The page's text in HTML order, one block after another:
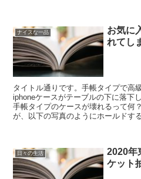
ナイスな一品
お気に
れてし
タイトル通りです。手帳タイプで高
iphoneケースがテーブルの下に落下
手帳タイプのケースが壊れるって何
が、以下の写真のようにホールドす
日々の生活
2020年
ケット